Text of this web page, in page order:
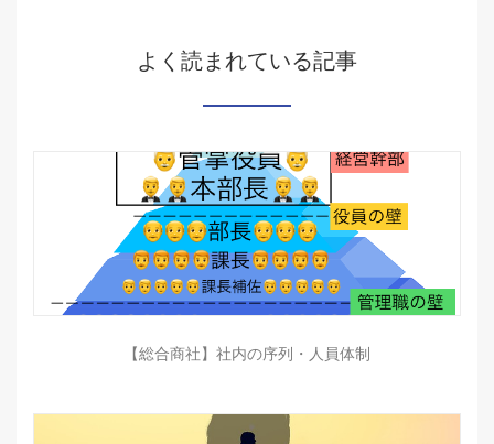
よく読まれている記事
【総合商社】社内の序列・人員体制